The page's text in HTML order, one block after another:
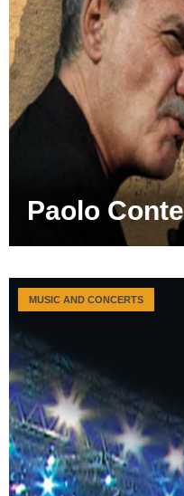
Paolo Conte
MUSIC AND CONCERTS